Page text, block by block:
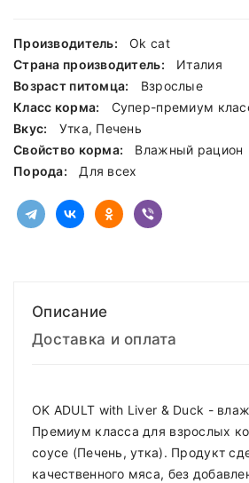
Производитель:
Ok cat
Страна производитель:
Италия
Возраст питомца:
Взрослые
Класс корма:
Cупер-премиум
Вкус:
Утка, Печень
Свойство корма:
Влажный рацион
Порода:
Для всех
Описание
Доставка и оплата
OK ADULT with Liver & Duck -
Премиум класса для взрослых
соусе (Печень, утка). Продукт
качественного мяса, без